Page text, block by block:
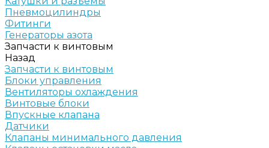
Пневмоцилиндры
Фитинги
Генераторы азота
Запчасти к винтовым
Назад
Запчасти к винтовым
Блоки управления
Вентиляторы охлаждения
Винтовые блоки
Впускные клапана
Датчики
Клапаны минимального давления